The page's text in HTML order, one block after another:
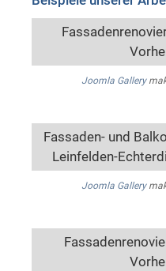
Joomla Gallery
Fassaden- und
Leinfelden-
Joomla Gallery